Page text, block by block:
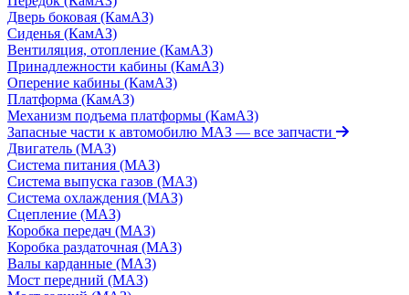
Дверь боковая (КамАЗ)
Сиденья (КамАЗ)
Вентиляция, отопление (КамАЗ)
Принадлежности кабины (КамАЗ)
Оперение кабины (КамАЗ)
Платформа (КамАЗ)
Механизм подъема платформы (КамАЗ)
Запасные части к автомобилю МАЗ — все запчасти
Двигатель (МАЗ)
Система питания (МАЗ)
Система выпуска газов (МАЗ)
Система охлаждения (МАЗ)
Сцепление (МАЗ)
Коробка передач (МАЗ)
Коробка раздаточная (МАЗ)
Валы карданные (МАЗ)
Мост передний (МАЗ)